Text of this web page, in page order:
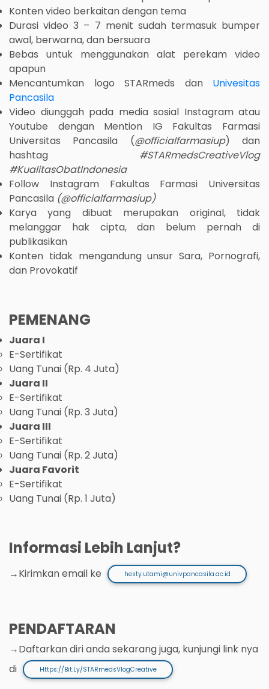
Konten video berkaitan dengan tema
Durasi video 3 – 7 menit sudah termasuk bumper
awal, berwarna, dan bersuara
Bebas untuk menggunakan alat perekam video
apapun
Mencantumkan logo STARmeds dan Univesitas
Pancasila
Video diunggah pada media sosial Instagram atau
Youtube dengan Mention IG Fakultas Farmasi
Universitas Pancasila (@officialfarmasiup) dan
hashtag #STARmedsCreativeVlog
#KualitasObatIndonesia
Follow Instagram Fakultas Farmasi Universitas
Pancasila (@officialfarmasiup)
Karya yang dibuat merupakan original, tidak
melanggar hak cipta, dan belum pernah di
publikasikan
Konten tidak mengandung unsur Sara, Pornografi,
dan Provokatif
PEMENANG
Juara I
E-Sertifikat
Uang Tunai (Rp. 4 Juta)
Juara II
E-Sertifikat
Uang Tunai (Rp. 3 Juta)
Juara III
E-Sertifikat
Uang Tunai (Rp. 2 Juta)
Juara Favorit
E-Sertifikat
Uang Tunai (Rp. 1 Juta)
Informasi Lebih Lanjut?
→Kirimkan email ke hesty.utami@univpancasila.ac.id
PENDAFTARAN
→Daftarkan diri anda sekarang juga, kunjungi link nya
di
Https://bit.ly/STARmedsVlogCreative